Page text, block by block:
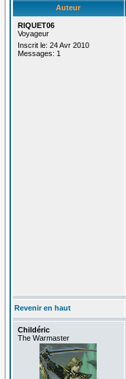
Auteur
RIQUET06
Voyageur
Inscrit le: 24 Avr 2010
Messages: 1
Revenir en haut
Childéric
The Warmaster